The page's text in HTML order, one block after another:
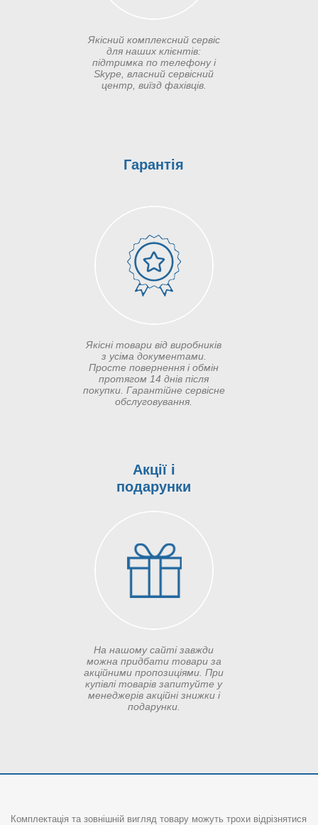
Якісний комплексний сервіс
для наших клієнтів:
підтримка по телефону і
Skype, власний сервісний
центр, виїзд фахівців.
Гарантія
Якісні товари від виробників
з усіма документами.
Просте повернення і обмін
протягом 14 днів після
покупки. Гарантійне сервісне
обслуговування.
Акції і
подарунки
На нашому сайті завжди
можна придбати товари за
акційними пропозиціями. При
купівлі товарів запитуйте у
менеджерів акційні знижки і
подарунки.
Комплектація та зовнішній вигляд товару можуть трохи відрізнятися